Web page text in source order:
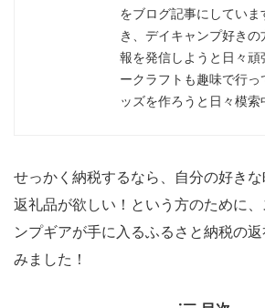
をブログ記事にしてい
き、デイキャンプ好き
報を発信しようと日々
ークラフトも趣味で行
ッズを作ろうと日々模索
せっかく納税するなら、自分の好き
返礼品が欲しい！という方のために
ンプギアが手に入るふるさと納税の
みました！